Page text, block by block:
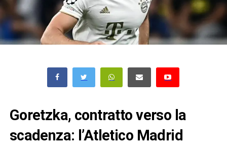
Goretzka, contratto verso la
scadenza: l’Atletico Madrid